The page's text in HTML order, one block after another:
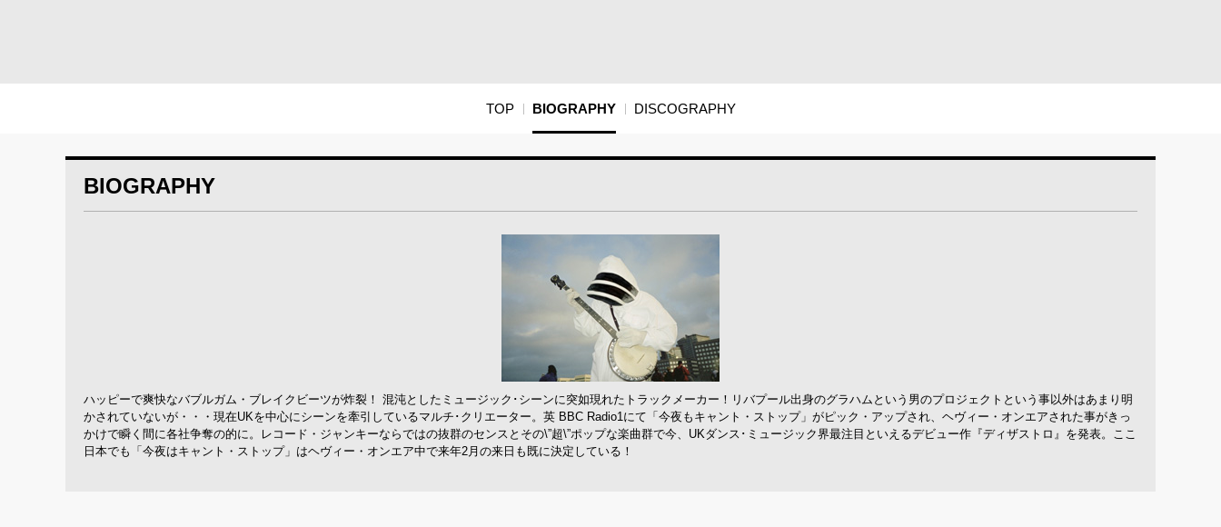
TOP BIOGRAPHY DISCOGRAPHY
BIOGRAPHY
ハッピーで爽快なバブルガム・ブレイクビーツが炸裂！ 混沌としたミュージック･シーンに突如現れたトラックメーカー！リバプール出身のグラハムという男のプロジェクトという事以外はあまり明
かされていないが・・・現在UKを中心にシーンを牽引しているマルチ･クリエーター。英 BBC Radio1にて「今夜もキャント・ストップ」がピック・アップされ、ヘヴィー・オンエアされた事がきっ
かけで瞬く間に各社争奪の的に。レコード・ジャンキーならではの抜群のセンスとその\”超\”ポップな楽曲群で今、UKダンス･ミュージック界最注目といえるデビュー作『ディザストロ』を発表。ここ
日本でも「今夜はキャント・ストップ」はヘヴィー・オンエア中で来年2月の来日も既に決定している！